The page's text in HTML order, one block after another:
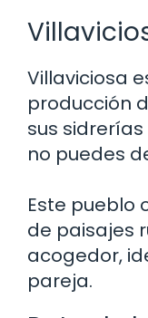
Villaviciosa
producción
sus
no puedes
Este pueblo
de paisajes
acogedor,
pareja.